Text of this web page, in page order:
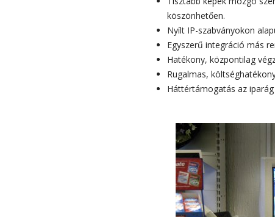
köszönhetően.
Nyílt IP-szabványokon
Egyszerű integráció más
Hatékony, központilag
Rugalmas,
Háttértámogatás az